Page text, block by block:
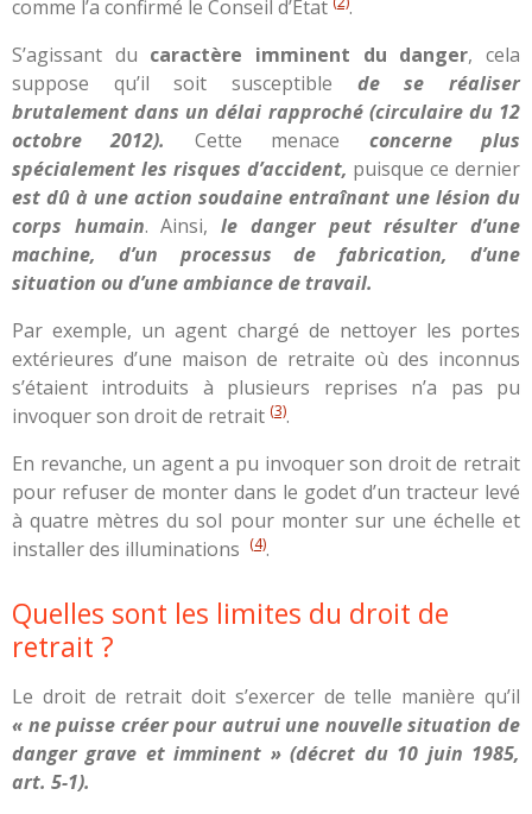
comme l’a confirmé le Conseil d’Etat
.
S’agissant du caractère imminent du danger, cela
suppose qu’il soit susceptible de se réaliser
brutalement dans un délai rapproché (circulaire du 12
octobre 2012).
Cette menace concerne plus
spécialement les risques d’accident, puisque ce dernier
est dû à une action soudaine entraînant une lésion du
corps humain. Ainsi,le danger peut résulter d’une
machine, d’un processus de fabrication, d’une
situation ou d’une ambiance de travail.
Par exemple, un agent chargé de nettoyer les portes
extérieures d’une maison de retraite où des inconnus
s’étaient introduits à plusieurs reprises n’a pas pu
invoquer son droit de retrait (3).
En revanche, un agent a pu invoquer son droit de retrait
pour refuser de monter dans le godet d’un tracteur levé
à quatre mètres du sol pour monter sur une échelle et
installer des illuminations (4).
Quelles sont les limites du droit de
retrait ?
Le droit de retrait doit s’exercer de telle manière qu’il
« ne puisse créer pour autrui une nouvelle situation de
danger grave et imminent » (décret du 10 juin 1985,
art. 5-1).